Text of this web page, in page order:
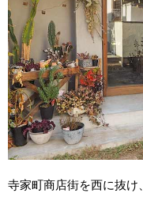
寺家町商店街を西に抜け